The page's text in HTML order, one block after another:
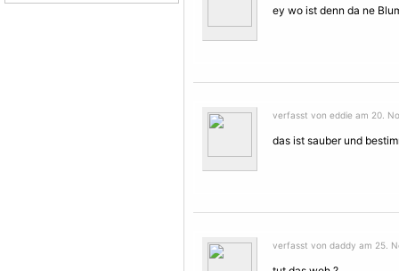
ey wo ist denn da ne
verfasst von eddie am 20.
das ist sauber und
verfasst von daddy am 25.